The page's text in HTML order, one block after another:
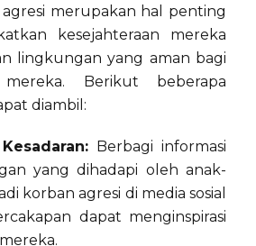
merupakan hal penting
kesejahteraan mereka
lingkungan yang aman bagi
Berikut beberapa
diambil:
Berbagi informasi
yang dihadapi oleh anak-
korban agresi di media sosial
dapat menginspirasi